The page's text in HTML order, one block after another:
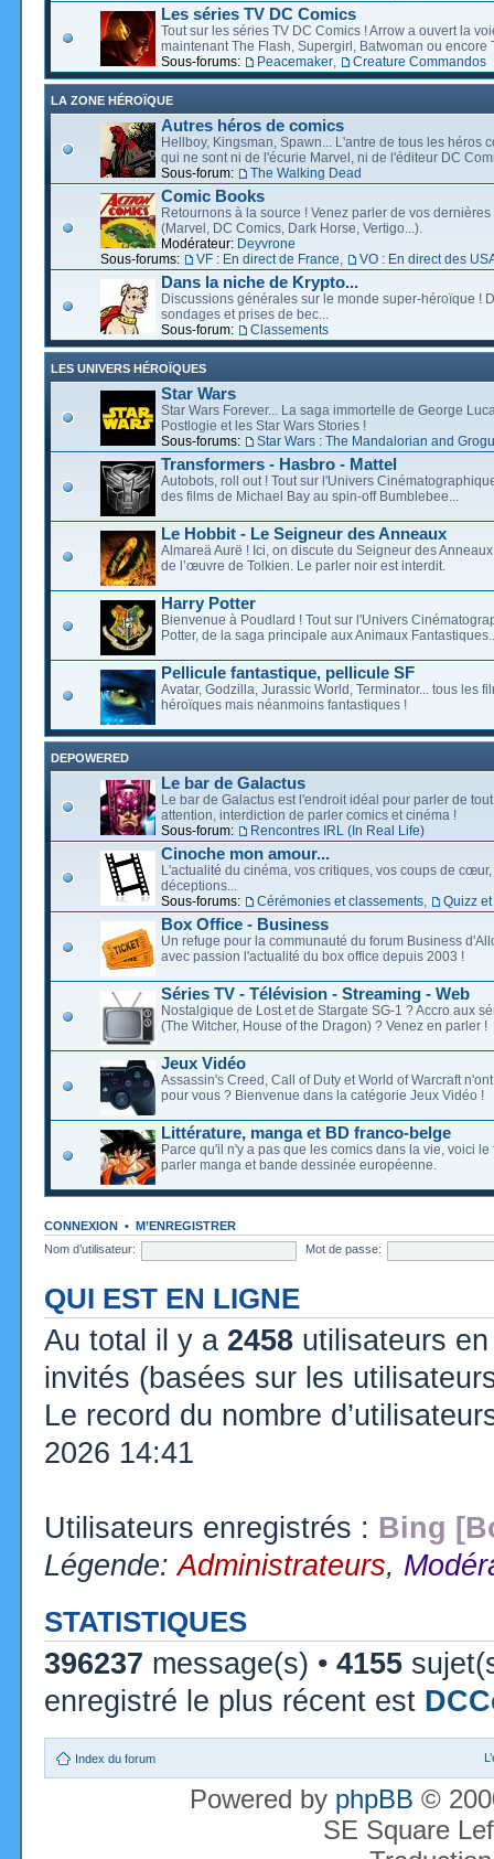
Les séries TV DC Comics
Tout sur les séries TV DC Comics ! Arrow a ouvert la
maintenant The Flash, Supergirl, Batwoman ou encore
Sous-forums:
Peacemaker Creature Commandos
LA ZONE HÉROÏQUE
Autres héros de comics
Hellboy, Kingsman, Spawn... L'antre de tous les héros
qui ne sont ni de l'écurie Marvel, ni de l'éditeur DC
Sous-forum:
The Walking Dead
Comic Books
Retournons à la source ! Venez parler de vos dernières
(Marvel, DC Comics, Dark Horse, Vertigo...).
Modérateur: Deyvrone
Sous-forums:
VF : En direct de France VO : En direct des
Dans la niche de Krypto...
Discussions générales sur le monde super-héroïque !
sondages et prises de bec...
Sous-forum:
Classements
LES UNIVERS HÉROÏQUES
Star Wars
Star Wars Forever... La saga immortelle de George
Postlogie et les Star Wars Stories !
Sous-forums:
Star Wars : The Mandalorian and Grogu
Transformers - Hasbro - Mattel
Autobots, roll out ! Tout sur l'Univers
des films de Michael Bay au spin-off Bumblebee...
Le Hobbit - Le Seigneur des Anneaux
Almareä Aurë ! Ici, on discute du Seigneur des
de l’œuvre de Tolkien. Le parler noir est interdit.
Harry Potter
Bienvenue à Poudlard ! Tout sur l'Univers
Potter, de la saga principale aux Animaux
Pellicule fantastique, pellicule SF
Avatar, Godzilla, Jurassic World, Terminator... tous les
héroïques mais néanmoins fantastiques !
DEPOWERED
Le bar de Galactus
Le bar de Galactus est l'endroit idéal pour parler de
attention, interdiction de parler comics et cinéma !
Sous-forum:
Rencontres IRL (In Real Life)
Cinoche mon amour...
L'actualité du cinéma, vos critiques, vos coups de cœur,
déceptions...
Sous-forums:
Cérémonies et classements Quizz
Box Office - Business
Un refuge pour la communauté du forum Business
avec passion l'actualité du box office depuis 2003 !
Séries TV - Télévision - Streaming - Web
Nostalgique de Lost et de Stargate SG-1 ? Accro aux
(The Witcher, House of the Dragon) ? Venez en parler !
Jeux Vidéo
Assassin's Creed, Call of Duty et World of Warcraft
pour vous ? Bienvenue dans la catégorie Jeux Vidéo !
Littérature, manga et BD franco-belge
Parce qu'il n'y a pas que les comics dans la vie, voici le
parler manga et bande dessinée européenne.
CONNEXION • M’ENREGISTRER
Nom d’utilisateur:
Mot de passe:
QUI EST EN LIGNE
Au total il y a 2458 utilisateurs
invités (basées sur les
Le record du nombre
2026 14:41
Utilisateurs enregistrés : Bing
Légende:Administrateurs,
STATISTIQUES
396237 message(s) • 4155
enregistré le plus récent est
Index du forum
Powered by phpBB ©
SE Square